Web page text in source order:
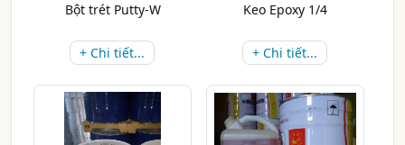
Bột trét Putty-W
+ Chi tiết...
Keo Epoxy 1/4
+ Chi tiết...